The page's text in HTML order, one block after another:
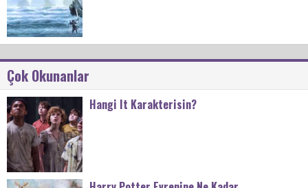
Çok Okunanlar
Hangi It Karakterisin?